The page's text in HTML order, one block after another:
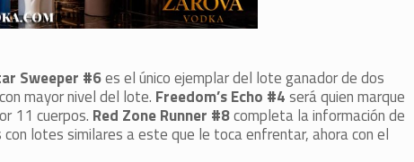
Sweeper #6es el único ejemplar del lote ganador de dos
mayor nivel del lote. Freedom’s Echo #4será quien marque
11 cuerpos. Red Zone Runner #8completa la información de
lotes similares a este que le toca enfrentar, ahora con el